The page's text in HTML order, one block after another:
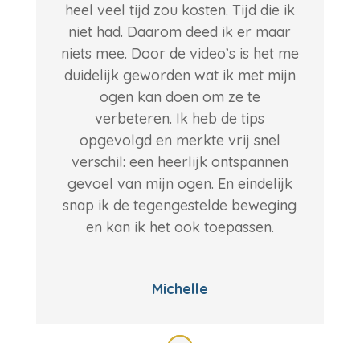
heel veel tijd zou kosten. Tijd die ik
niet had. Daarom deed ik er maar
niets mee. Door de video’s is het me
duidelijk geworden wat ik met mijn
ogen kan doen om ze te
verbeteren. Ik heb de tips
opgevolgd en merkte vrij snel
verschil: een heerlijk ontspannen
gevoel van mijn ogen. En eindelijk
snap ik de tegengestelde beweging
en kan ik het ook toepassen.
Michelle